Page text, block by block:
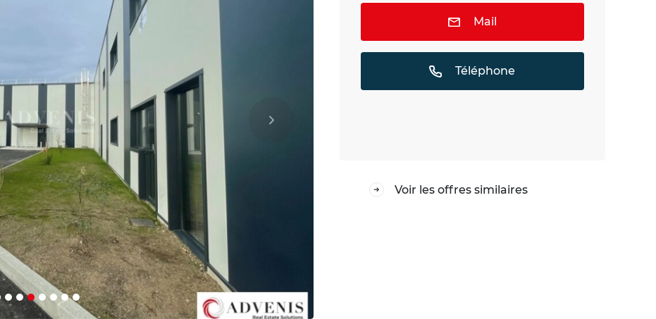
Mail
Téléphone
Voir les offres similaires